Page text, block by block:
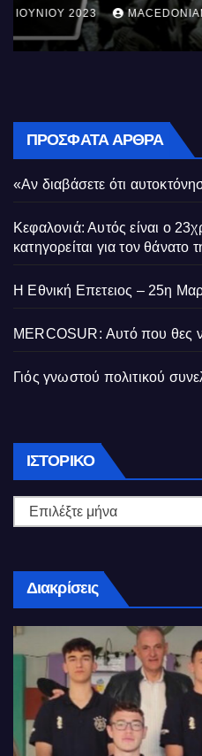
11 ΙΟΥΝΊΟΥ 2023
ΠΡΌΣΦΑΤΑ ΆΡΘΡΑ
«Αν διαβάσετε ότι
Κεφαλονιά: Αυτός είναι ο
κατηγορείται για τον θάνατο
Η Εθνική Επετειος – 25η
MERCOSUR: Αυτό που θες
Γιός γνωστού πολιτικού
ΙΣΤΟΡΙΚΌ Ιστορικό
Διακρίσεις